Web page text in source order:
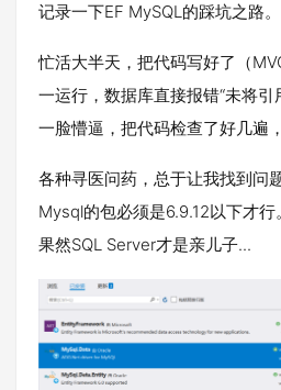
记录一下EF MySQL的踩坑之路。
忙活大半天，把代码写好了（
一运行，数据库直接报错“未将引
一脸懵逼，把代码检查了好几遍
各种寻医问药，总于让我找到问
Mysql的包必须是6.9.12以下才行
果然SQL Server才是亲儿子...